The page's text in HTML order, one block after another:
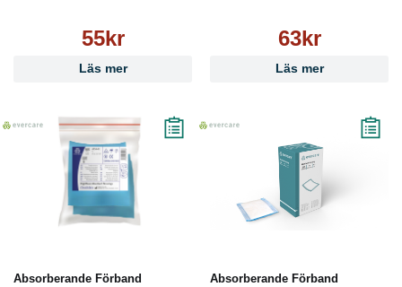
55kr
Läs mer
63kr
Läs mer
Absorberande Förband
Absorberande Förband